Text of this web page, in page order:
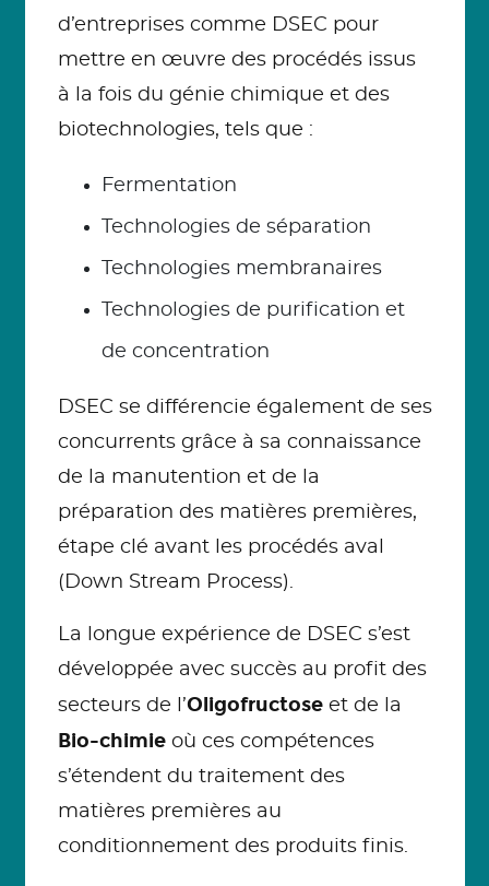
d’entreprises comme DSEC pour
mettre en œuvre des procédés issus
à la fois du génie chimique et des
biotechnologies, tels que :
Fermentation
Technologies de séparation
Technologies membranaires
Technologies de purification et
de concentration
DSEC se différencie également de ses
concurrents grâce à sa connaissance
de la manutention et de la
préparation des matières premières,
étape clé avant les procédés aval
(Down Stream Process).
La longue expérience de DSEC s’est
développée avec succès au profit des
secteurs de l’Oligofructoseet de la
Bio-chimieoù ces compétences
s’étendent du traitement des
matières premières au
conditionnement des produits finis.